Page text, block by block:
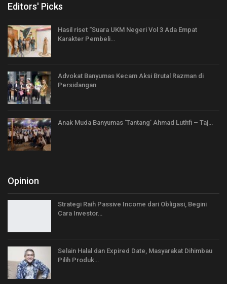
Editors' Picks
Hasil riset “Suara UKM Negeri Vol 3 Ada Empat
Karakter Pembeli…
Advokat Banyumas Kecam Aksi Brutal Razman di
Persidangan
Anak Muda Banyumas ‘Tantang’ Ahmad Luthfi – Taj…
Opinion
Strategi Raih Passive Income dari Obligasi, Begini
Cara Investor…
Selain Halal dan Expired Date, Masyarakat Dihimbau
Pilih Produk…